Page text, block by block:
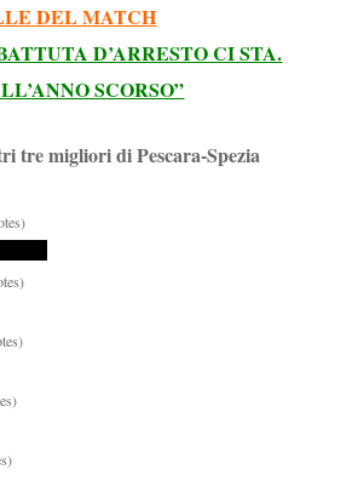
DEL MATCH
D’ARRESTO CI STA.
SCORSO”
tre migliori di Pescara-Spezia